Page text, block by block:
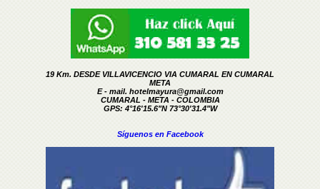
19 Km. DESDE VILLAVICENCIO VIA CUMARAL EN CUMARAL
META
E - mail. hotelmayura@gmail.com
CUMARAL - META - COLOMBIA
GPS: 4°16'15.6"N 73°30'31.4"W
Síguenos en Facebook